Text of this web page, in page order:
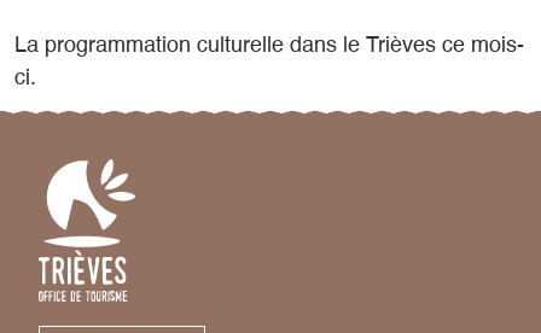
La programmation culturelle dans le Trièves ce mois-
ci.